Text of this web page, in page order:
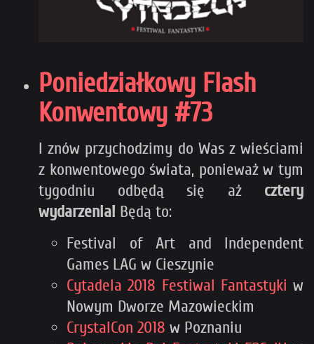
Poniedziałkowy Flash
Konwentowy #73
I znów przychodzimy do Was z wieściami
z konwentowego świata, ponieważ w tym
tygodniu odbędą się aż cztery
wydarzenia! Będą to:
Festival of Art and Independent
Games LAG w Cieszynie
Cytadela 2018 Festiwal Fantastyki w
Nowym Dworze Mazowieckim
CrystalCon 2018 w Poznaniu